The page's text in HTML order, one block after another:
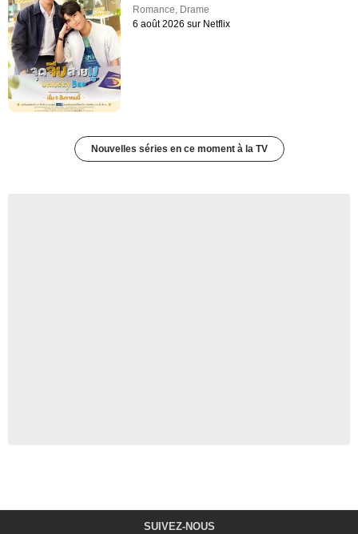
Romance Drame
6 août 2026 sur Netflix
Nouvelles séries en ce moment à la TV
SUIVEZ-NOUS